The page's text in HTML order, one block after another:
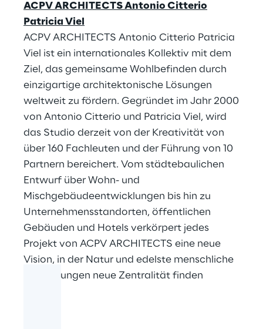
ACPV ARCHITECTS Antonio Citterio
Patricia Viel
ACPV ARCHITECTS Antonio Citterio Patricia
Viel ist ein internationales Kollektiv mit dem
Ziel, das gemeinsame Wohlbefinden durch
einzigartige architektonische Lösungen
weltweit zu fördern. Gegründet im Jahr 2000
von Antonio Citterio und Patricia Viel, wird
das Studio derzeit von der Kreativität von
über 160 Fachleuten und der Führung von 10
Partnern bereichert. Vom städtebaulichen
Entwurf über Wohn- und
Mischgebäudeentwicklungen bis hin zu
Unternehmensstandorten, öffentlichen
Gebäuden und Hotels verkörpert jedes
Projekt von ACPV ARCHITECTS eine neue
Vision, in der Natur und edelste menschliche
Bestrebungen neue Zentralität finden